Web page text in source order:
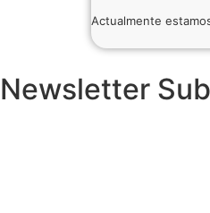
Actualmente
Newsletter